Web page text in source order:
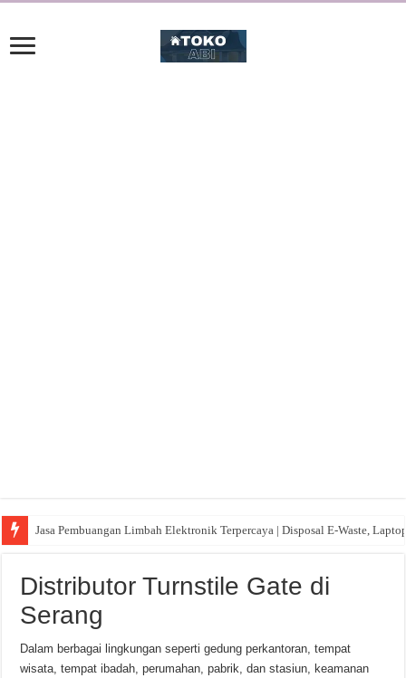
Jasa Pembuangan Limbah Elektronik Terpercaya | Disposal E-Waste,
Distributor Turnstile Gate di
Serang
Dalam berbagai lingkungan seperti gedung perkantoran, tempat
wisata, tempat ibadah, perumahan, pabrik, dan stasiun, keamanan